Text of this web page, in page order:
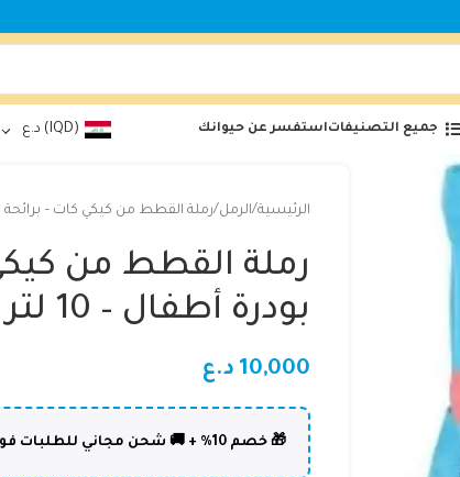
جميع التصنيفاتاستفسر عن حيوانك (IQD) د.ع
الرئيسية الرمل رملة القطط من كيكي كات – برائحة
رملة القطط من
بودرة أطفال – 10 لتر
10,000 د.ع
🎁 خصم 10% + 🚚 شحن مجاني للطلبات فوق 50,000 د.ع | كود: DOLPHIN10